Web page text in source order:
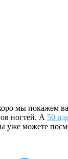
мы покажем
ногтей. А 50
уже можете